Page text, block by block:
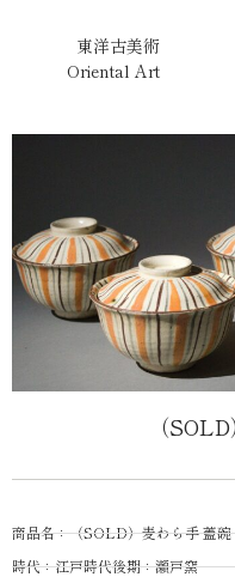
東洋古美術
Oriental Art
（
商品名：（SOLD）麦わら手 蓋碗
時代：江戸時代後期：瀬戸窯